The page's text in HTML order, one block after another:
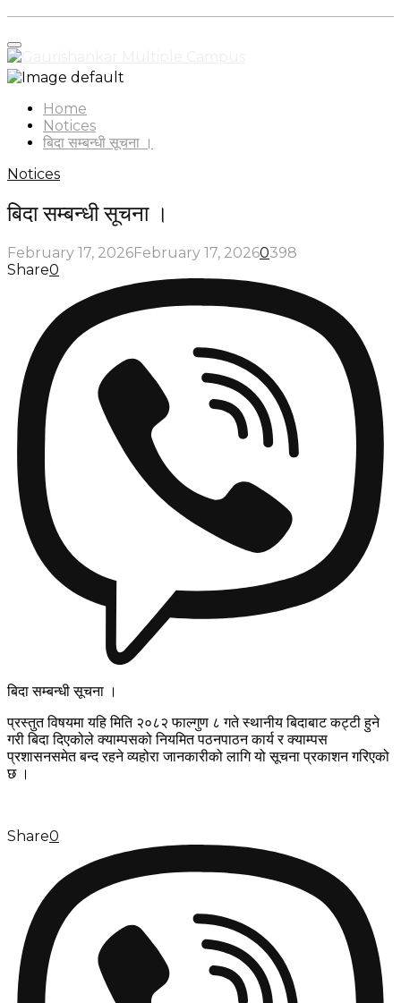
Primary
Menu
Home
Notices
बिदा सम्बन्धी सूचना ।
Notices
बिदा सम्बन्धी सूचना ।
February 17, 2026February 17, 20260398
Share0
बिदा सम्बन्धी सूचना ।
प्रस्तुत विषयमा यहि मिति २०८२ फाल्गुण ८ गते स्थानीय बिदाबाट कट्टी हुने
गरी बिदा दिएकोले क्याम्पसको नियमित पठनपाठन कार्य र क्याम्पस
प्रशासनसमेत बन्द रहने व्यहोरा जानकारीको लागि यो सूचना प्रकाशन गरिएको
छ ।
Share0